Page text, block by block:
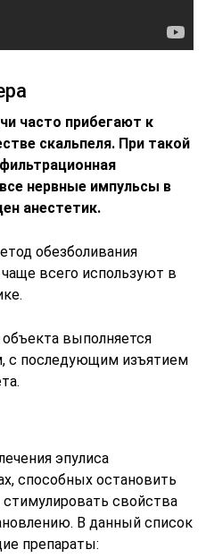
часто прибегают к
скальпеля. При такой
нервные импульсы в
анестетик.
обезболивания
всего используют в
объекта выполняется
с последующим изъятием
эпулиса
способных остановить
свойства
В данный список
препараты: